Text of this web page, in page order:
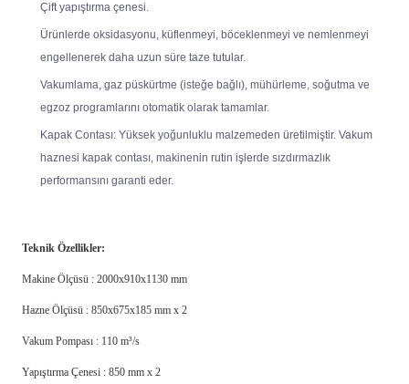
Çift yapıştırma çenesi.
Ürünlerde oksidasyonu, küflenmeyi, böceklenmeyi ve nemlenmeyi
engellenerek daha uzun süre taze tutular.
Vakumlama, gaz püskürtme (isteğe bağlı), mühürleme, soğutma ve
egzoz programlarını otomatik olarak tamamlar.
Kapak Contası: Yüksek yoğunluklu malzemeden üretilmiştir. Vakum
haznesi kapak contası, makinenin rutin işlerde sızdırmazlık
performansını garanti eder.
Teknik Özellikler:
Makine Ölçüsü : 2000x910x1130 mm
Hazne Ölçüsü : 850x675x185 mm x 2
Vakum Pompası : 110 m³/s
Yapıştırma Çenesi : 850 mm x 2